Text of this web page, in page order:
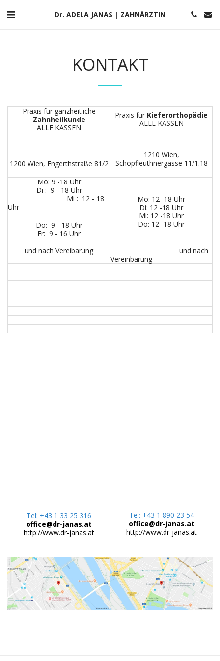
Dr. ADELA JANAS | ZAHNÄRZTIN
KONTAKT
Praxis für ganzheitliche
Zahnheilkunde
ALLE KASSEN
Praxis für Kieferorthopädie
ALLE KASSEN
1200 Wien, Engerthstraße 81/2
1210 Wien,
Schöpfleuthnergasse 11/1.18
Mo: 9 -18 Uhr
Di : 9 - 18 Uhr
Mi : 12 - 18
Uhr
Do: 9 - 18 Uhr
Fr: 9 - 16 Uhr
Mo: 12 -18 Uhr
Di: 12 -18 Uhr
Mi: 12 -18 Uhr
Do: 12 -18 Uhr
und nach Vereibarung
und nach
Vereinbarung
Tel: +43 1 33 25 316
office@dr-janas.at
http://www.dr-janas.at
Tel: +43 1 890 23 54
office@dr-janas.at
http://www.dr-janas.at